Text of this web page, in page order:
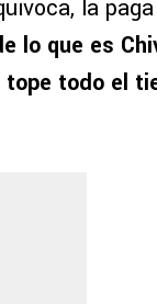
la
lo que es
todo el